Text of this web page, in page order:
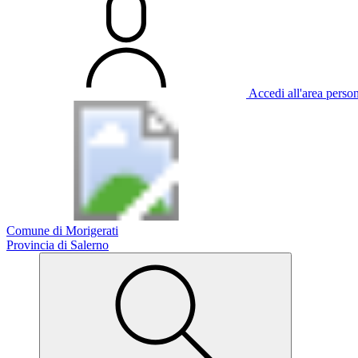
Accedi all'area
Comune di Morigerati
Provincia di Salerno